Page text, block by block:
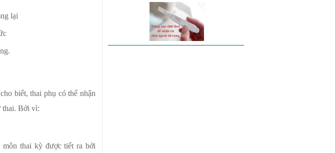
lại
biết, thai phụ có thể nhận
thai. Bởi vì:
môn thai kỳ được tiết ra bởi